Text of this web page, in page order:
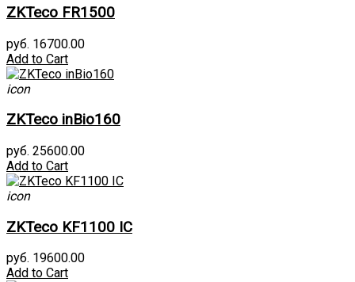
ZKTeco FR1500
руб. 16700.00
Add to Cart
icon
ZKTeco inBio160
руб. 25600.00
Add to Cart
icon
ZKTeco KF1100 IC
руб. 19600.00
Add to Cart